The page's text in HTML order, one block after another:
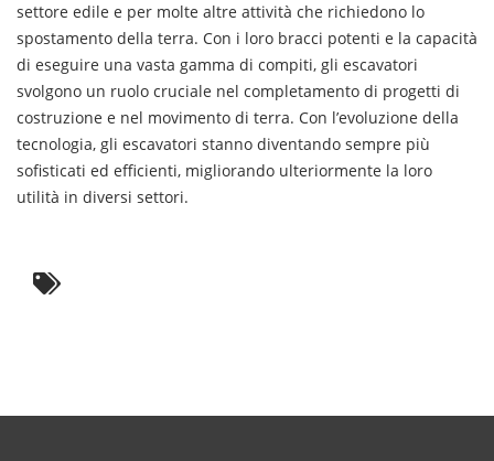
settore edile e per molte altre attività che richiedono lo
spostamento della terra. Con i loro bracci potenti e la capacità
di eseguire una vasta gamma di compiti, gli escavatori
svolgono un ruolo cruciale nel completamento di progetti di
costruzione e nel movimento di terra. Con l’evoluzione della
tecnologia, gli escavatori stanno diventando sempre più
sofisticati ed efficienti, migliorando ulteriormente la loro
utilità in diversi settori.